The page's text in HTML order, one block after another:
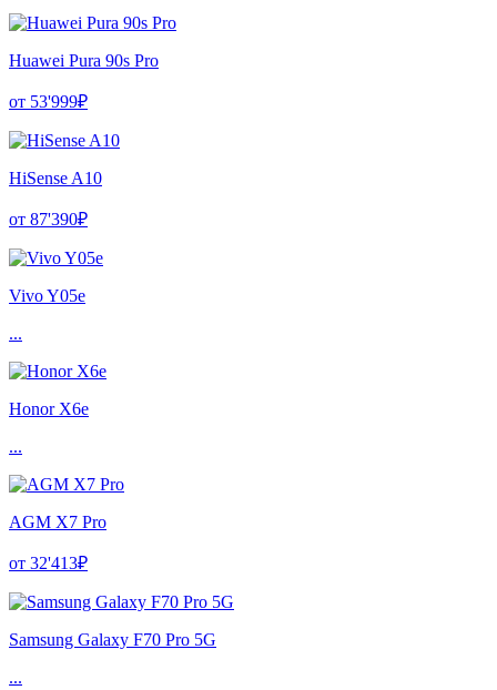
Huawei Pura 90s Pro
от 53'999₽
HiSense A10
от 87'390₽
Vivo Y05e
...
Honor X6e
...
AGM X7 Pro
от 32'413₽
Samsung Galaxy F70 Pro 5G
...